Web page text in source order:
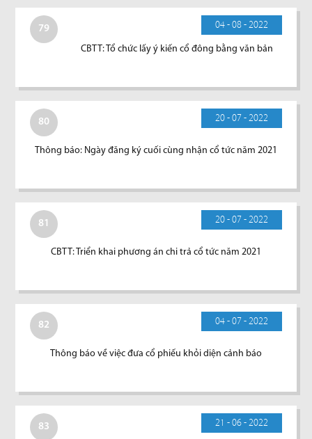
79 04 - 08 - 2022
CBTT: Tổ chức lấy ý kiến cổ đông bằng văn bản
80 20 - 07 - 2022
Thông báo: Ngày đăng ký cuối cùng nhận cổ tức năm 2021
81 20 - 07 - 2022
CBTT: Triển khai phương án chi trả cổ tức năm 2021
82 04 - 07 - 2022
Thông báo về việc đưa cổ phiếu khỏi diện cảnh báo
83 21 - 06 - 2022